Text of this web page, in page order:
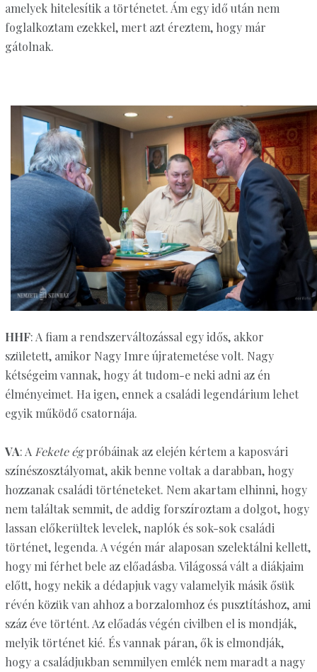
amelyek hitelesítik a történetet. Ám egy idő után nem
foglalkoztam ezekkel, mert azt éreztem, hogy már
gátolnak.
HHF: A fiam a rendszerváltozással egy idős, akkor
született, amikor Nagy Imre újratemetése volt. Nagy
kétségeim vannak, hogy át tudom-e neki adni az én
élményeimet. Ha igen, ennek a családi legendárium lehet
egyik működő csatornája.
VA: A Fekete égpróbáinak az elején kértem a kaposvári
színészosztályomat, akik benne voltak a darabban, hogy
hozzanak családi történeteket. Nem akartam elhinni, hogy
nem találtak semmit, de addig forszíroztam a dolgot, hogy
lassan előkerültek levelek, naplók és sok-sok családi
történet, legenda. A végén már alaposan szelektálni kellett,
hogy mi férhet bele az előadásba. Világossá vált a diákjaim
előtt, hogy nekik a dédapjuk vagy valamelyik másik ősük
révén közük van ahhoz a borzalomhoz és pusztításhoz, ami
száz éve történt. Az előadás végén civilben el is mondják,
melyik történet kié. És vannak páran, ők is elmondják,
hogy a családjukban semmilyen emlék nem maradt a nagy